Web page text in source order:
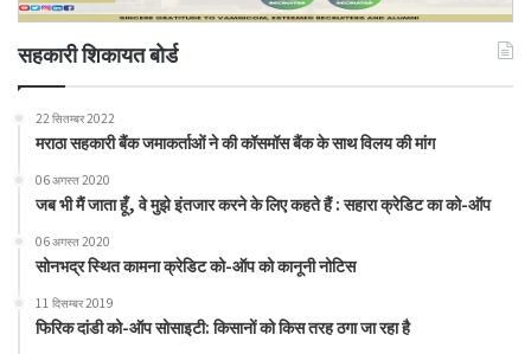
सहकारी शिकायत बोर्ड
22 सितम्बर 2022
मराठा सहकारी बैंक जमाकर्ताओं ने की कॉसमॉस बैंक के साथ विलय की मांग
06 अगस्त 2020
जब भी मैं जाता हूँ, वे मुझे इंतजार करने के लिए कहते हैं : सहारा क्रेडिट का को-ऑप
06 अगस्त 2020
सोनभद्र स्थित कामना क्रेडिट को-ऑप को कानूनी नोटिस
11 दिसम्बर 2019
फिरिक दांडी को-ऑप सोसाइटी: किसानों को किस तरह ठगा जा रहा है